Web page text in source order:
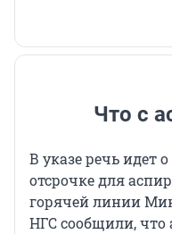
Что с
В указе речь идет
отсрочке для
горячей линии
НГС сообщили, что